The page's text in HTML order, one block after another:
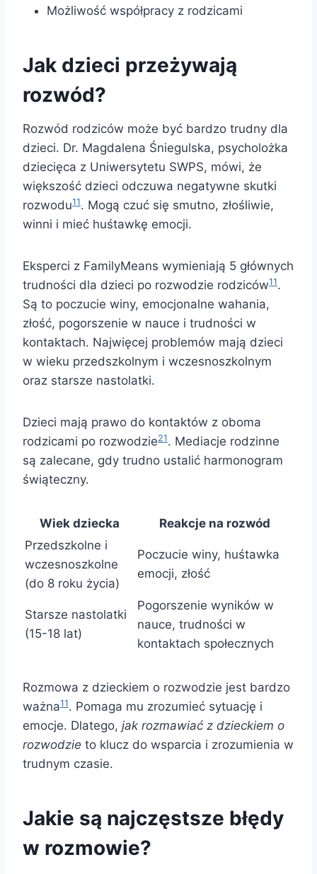
Możliwość współpracy z rodzicami
Jak dzieci przeżywają
rozwód?
Rozwód rodziców może być bardzo trudny dla
dzieci. Dr. Magdalena Śniegulska, psycholożka
dziecięca z Uniwersytetu SWPS, mówi, że
większość dzieci odczuwa negatywne skutki
rozwodu11. Mogą czuć się smutno, złośliwie,
winni i mieć huśtawkę emocji.
Eksperci z FamilyMeans wymieniają 5 głównych
trudności dla dzieci po rozwodzie rodziców11.
Są to poczucie winy, emocjonalne wahania,
złość, pogorszenie w nauce i trudności w
kontaktach. Najwięcej problemów mają dzieci
w wieku przedszkolnym i wczesnoszkolnym
oraz starsze nastolatki.
Dzieci mają prawo do kontaktów z oboma
rodzicami po rozwodzie21. Mediacje rodzinne
są zalecane, gdy trudno ustalić harmonogram
świąteczny.
Wiek dziecka
Reakcje na rozwód
Przedszkolne i
wczesnoszkolne
(do 8 roku życia)
Poczucie winy, huśtawka
emocji, złość
Starsze nastolatki
(15-18 lat)
Pogorszenie wyników w
nauce, trudności w
kontaktach społecznych
Rozmowa z dzieckiem o rozwodzie jest bardzo
ważna11. Pomaga mu zrozumieć sytuację i
emocje. Dlatego, jak rozmawiać z dzieckiem o
rozwodzie to klucz do wsparcia i zrozumienia w
trudnym czasie.
Jakie są najczęstsze błędy
w rozmowie?